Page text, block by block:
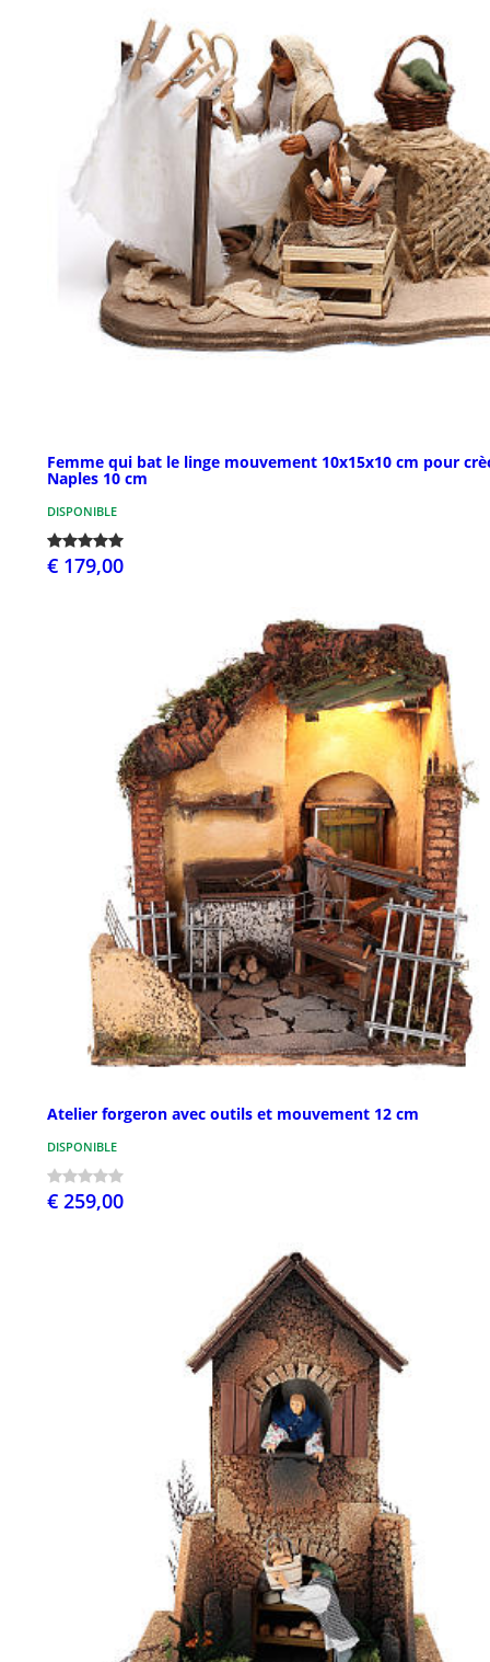
Femme qui bat le linge mouvement 10x15x10 cm pour
Naples 10 cm
DISPONIBLE
€ 179,00
Atelier forgeron avec outils et mouvement 12 cm
DISPONIBLE
€ 259,00